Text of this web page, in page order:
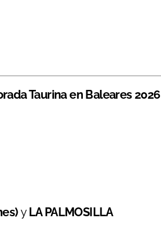
Taurina en Baleares 2026
yLA PALMOSILLA